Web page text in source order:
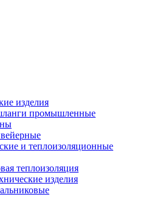
изделия
промышленные
и теплоизоляционные
теплоизоляция
изделия